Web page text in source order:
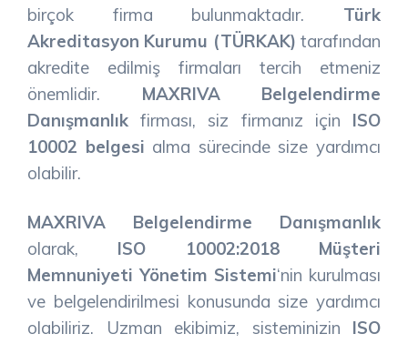
birçok firma bulunmaktadır. Türk
Akreditasyon Kurumu (TÜRKAK) tarafından
akredite edilmiş firmaları tercih etmeniz
önemlidir. MAXRIVA Belgelendirme
Danışmanlık firması, siz firmanız için ISO
10002 belgesi alma sürecinde size yardımcı
olabilir.
MAXRIVA Belgelendirme Danışmanlık
olarak, ISO 10002:2018 Müşteri
Memnuniyeti Yönetim Sistemi‘nin kurulması
ve belgelendirilmesi konusunda size yardımcı
olabiliriz. Uzman ekibimiz, sisteminizin ISO